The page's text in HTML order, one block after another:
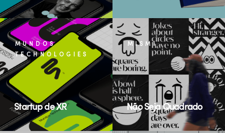
MUNDOS
TECHNOLOGIES
Startup de XR
MISMI
Não Seja Quadrado